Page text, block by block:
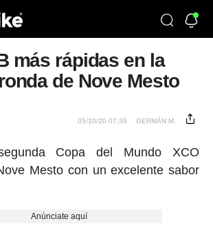
más rápidas en la
de Nove Mesto
05/10/20 07:39 GERMÁN M.
Copa del Mundo XCO
Mesto con un excelente sabor
Anúnciate aquí